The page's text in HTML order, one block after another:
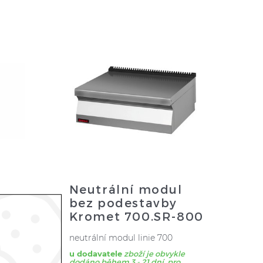
Neutrální modul
bez podestavby
Kromet 700.SR-800
neutrální modul linie 700
u dodavatele zboží je obvykle